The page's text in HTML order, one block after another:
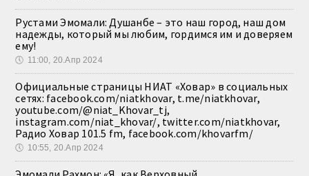
Рустами Эмомали: Душанбе – это наш город, наш дом
надежды, который мы любим, гордимся им и доверяем
ему!
🕔 11:00, 20.Апр 2024
Официальные страницы НИАТ «Ховар» в социальных
сетях: facebook.com/niatkhovar, t.me/niatkhovar,
youtube.com/@niat_Khovar_tj,
instagram.com/niat_khovar/, twitter.com/niatkhovar,
Радио Ховар 101.5 fm, facebook.com/khovarfm/
🕔 10:55, 20.Апр 2024